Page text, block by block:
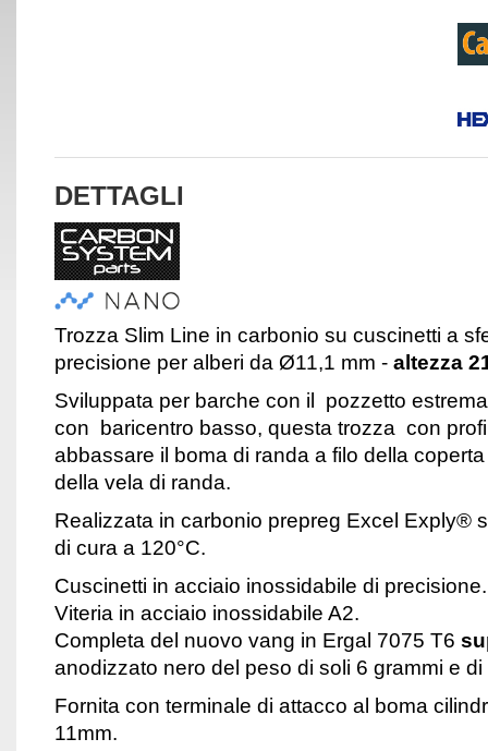
DETTAGLI
Trozza Slim Line in carbonio su cuscinetti a
precisione per alberi da Ø11,1 mm - altezza
Sviluppata per barche con il pozzetto
con baricentro basso, questa trozza con
abbassare il boma di randa a filo della
della vela di randa.
Realizzata in carbonio prepreg Excel Exply®
di cura a 120°C.
Cuscinetti in acciaio inossidabile di precisione.
Viteria in acciaio inossidabile A2.
Completa del nuovo vang in Ergal 7075 T6
anodizzato nero del peso di soli 6 grammi e
Fornita con terminale di attacco al boma
11mm.